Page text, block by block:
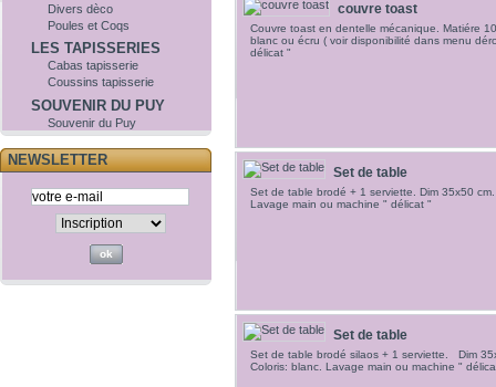
Divers dèco
Poules et Coqs
LES TAPISSERIES
Cabas tapisserie
Coussins tapisserie
SOUVENIR DU PUY
Souvenir du Puy
NEWSLETTER
couvre toast
Couvre toast en dentelle mécanique. Matiére
blanc ou écru ( voir disponibilité dans menu
délicat "
Set de table
Set de table brodé + 1 serviette. Dim 35x50
Lavage main ou machine " délicat "
Set de table
Set de table brodé silaos + 1 serviette. Dim
Coloris: blanc. Lavage main ou machine "